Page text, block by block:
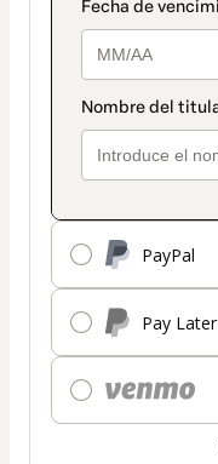
PayPal
Pay Later